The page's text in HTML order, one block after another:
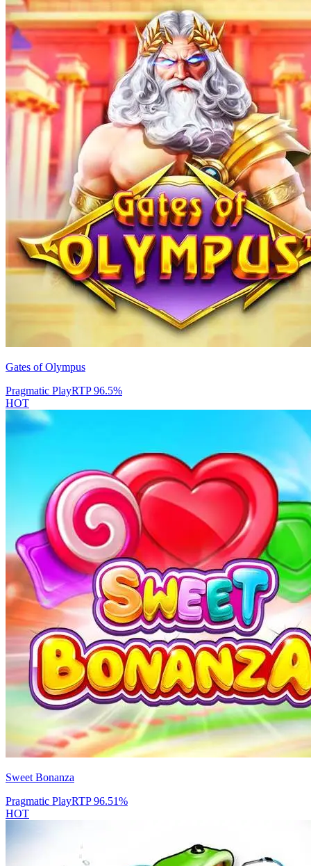
Gates of Olympus
Pragmatic PlayRTP96.5%
HOT
Sweet Bonanza
Pragmatic PlayRTP96.51%
HOT